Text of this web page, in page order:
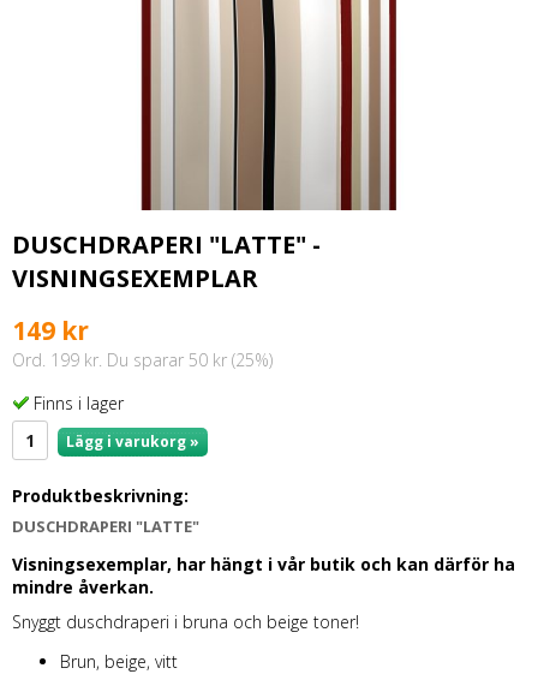
DUSCHDRAPERI "LATTE" -
VISNINGSEXEMPLAR
149 kr
Ord. 199 kr. Du sparar 50 kr (25%)
Finns i lager
Lägg i varukorg »
Produktbeskrivning:
DUSCHDRAPERI "LATTE"
Visningsexemplar, har hängt i vår butik och kan därför ha
mindre åverkan.
Snyggt duschdraperi i bruna och beige toner!
Brun, beige, vitt